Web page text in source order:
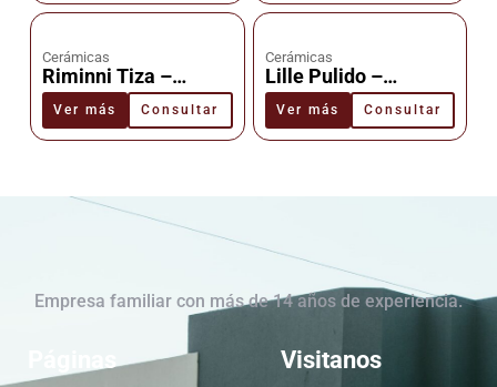
Cerámicas
Riminni Tiza –
Cerámica –
Cañuelas
Ver más Consultar
Cerámicas
Lille Pulido –
Cerámica –
Cañuelas
Ver más Consultar
Empresa familiar con más de 14 años de experiencia.
Páginas Visitanos